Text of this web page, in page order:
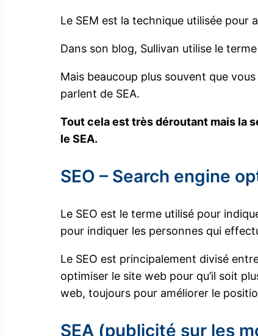
Le SEM est la technique utilisée pour
Dans son blog, Sullivan utilise le
Mais beaucoup plus souvent que
parlent de SEA.
Tout cela est très déroutant mais la
le SEA.
SEO – Search engine
Le SEO est le terme utilisé pour
pour indiquer les personnes qui
Le SEO est principalement divisé
optimiser le site web pour qu’il soit
web, toujours pour améliorer le
SEA (publicité sur les